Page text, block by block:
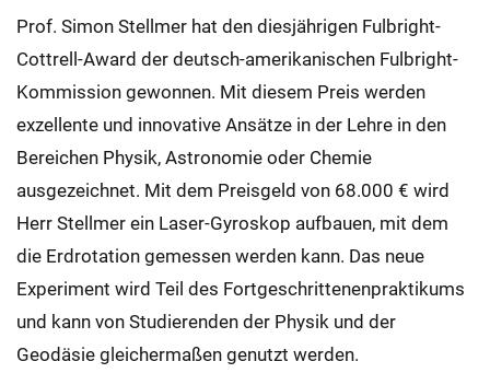
Prof. Simon Stellmer hat den diesjährigen Fulbright-
Cottrell-Award der deutsch-amerikanischen Fulbright-
Kommission gewonnen. Mit diesem Preis werden
exzellente und innovative Ansätze in der Lehre in den
Bereichen Physik, Astronomie oder Chemie
ausgezeichnet. Mit dem Preisgeld von 68.000 € wird
Herr Stellmer ein Laser-Gyroskop aufbauen, mit dem
die Erdrotation gemessen werden kann. Das neue
Experiment wird Teil des Fortgeschrittenenpraktikums
und kann von Studierenden der Physik und der
Geodäsie gleichermaßen genutzt werden.